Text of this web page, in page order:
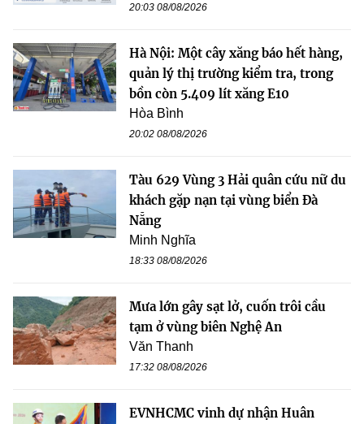
20:03 08/08/2026
Hà Nội: Một cây xăng báo hết hàng,
quản lý thị trường kiểm tra, trong
bồn còn 5.409 lít xăng E10
Hòa Bình
20:02 08/08/2026
Tàu 629 Vùng 3 Hải quân cứu nữ du
khách gặp nạn tại vùng biển Đà
Nẵng
Minh Nghĩa
18:33 08/08/2026
Mưa lớn gây sạt lở, cuốn trôi cầu
tạm ở vùng biên Nghệ An
Văn Thanh
17:32 08/08/2026
EVNHCMC vinh dự nhận Huân